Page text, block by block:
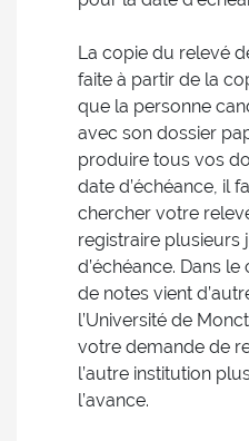
La copie du relevé
faite à partir de la
que la personne
avec son dossier
produire tous vos
date d’échéance, il
chercher votre
registraire plusieurs
d’échéance. Dans
de notes vient
l’Université de
votre demande de
l’autre institution
l’avance.